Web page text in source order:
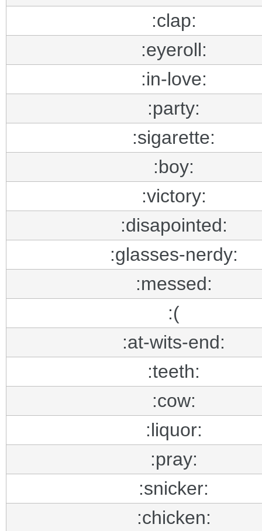
:clap:
:eyeroll:
:in-love:
:party:
:sigarette:
:boy:
:victory:
:disapointed:
:glasses-nerdy:
:messed:
:(
:at-wits-end:
:teeth:
:cow:
:liquor:
:pray:
:snicker:
:chicken: